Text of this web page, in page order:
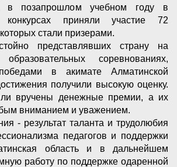
в позапрошлом учебном году в
конкурсах приняли участие 72
стали призерами.
представлявших страну на
соревнованиях,
в акимате Алматинской
получили высокую оценку.
вручены денежные премии, а их
вниманием и уважением.
- результат таланта и трудолюбия
педагогов и поддержки
область и в дальнейшем
работу по поддержке одаренной